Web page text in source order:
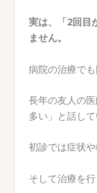
実は、「2回目
ません。
病院の治療でも
長年の友人の
多い」と話して
初診では症状
そして治療を行